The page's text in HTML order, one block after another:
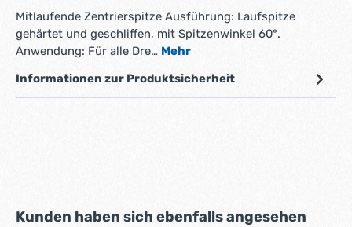
Mitlaufende Zentrierspitze Ausführung: Laufspitze
gehärtet und geschliffen, mit Spitzenwinkel 60°.
Anwendung: Für alle Dre… Mehr
Informationen zur Produktsicherheit
Produktgalerie überspringen
Kunden haben sich ebenfalls angesehen